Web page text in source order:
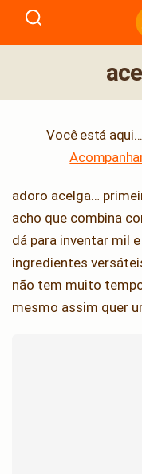
Você está aqui...
adoro acelga…
acho que combina
dá para inventar mil
ingredientes
não tem muito
mesmo assim quer